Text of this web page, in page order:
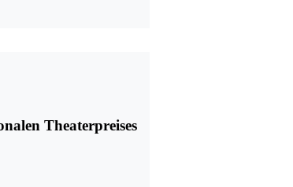
Theaterpreises